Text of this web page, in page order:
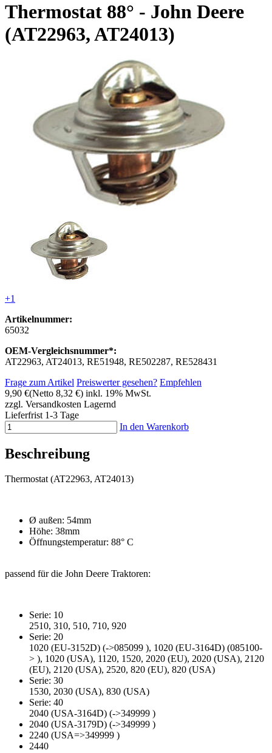
Thermostat 88° - John Deere
(AT22963, AT24013)
+1
Artikelnummer:
65032
OEM-Vergleichsnummer*:
AT22963, AT24013, RE51948, RE502287, RE528431
Frage zum Artikel Preiswerter gesehen? Empfehlen
9,90 €(Netto 8,32 €) inkl. 19% MwSt.
zzgl. Versandkosten Lagernd
Lieferfrist 1-3 Tage
In den Warenkorb
Beschreibung
Thermostat (AT22963, AT24013)
Ø außen: 54mm
Höhe: 38mm
Öffnungstemperatur: 88° C
passend für die John Deere Traktoren:
Serie: 10
2510, 310, 510, 710, 920
Serie: 20
1020 (EU-3152D) (->085099 ), 1020 (EU-3164D) (085100-
> ), 1020 (USA), 1120, 1520, 2020 (EU), 2020 (USA), 2120
(EU), 2120 (USA), 2520, 820 (EU), 820 (USA)
Serie: 30
1530, 2030 (USA), 830 (USA)
Serie: 40
2040 (USA-3164D) (->349999 )
2040 (USA-3179D) (->349999 )
2240 (USA=>349999 )
2440